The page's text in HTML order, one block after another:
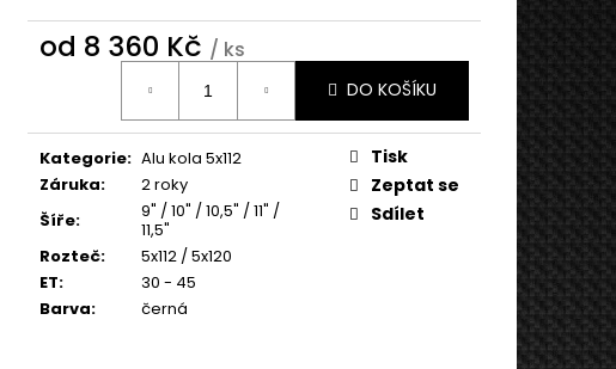
od 8 360 Kč / ks
DO KOŠÍKU
Kategorie: Alu kola 5x112
Záruka:
2 roky
Šíře:
9" / 10" / 10,5" / 11" /
11,5"
Rozteč:
5x112 / 5x120
ET:
30 - 45
Barva: černá
Tisk
Zeptat se
Sdílet